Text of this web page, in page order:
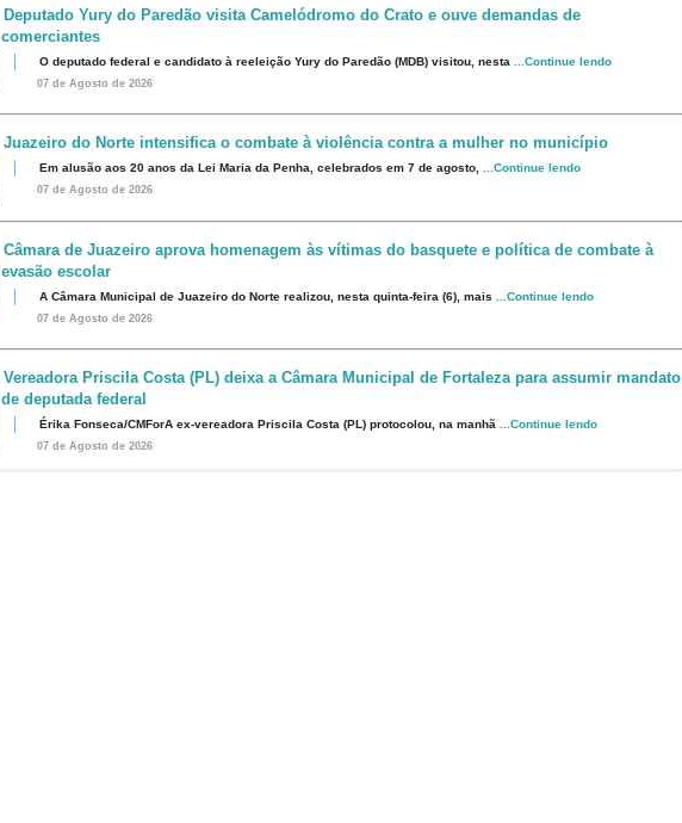
Deputado Yury do Paredão visita Camelódromo do Crato e ouve demandas de
comerciantes
O deputado federal e candidato à reeleição Yury do Paredão (MDB) visitou, nesta ...Continue lendo
07 de Agosto de 2026
Juazeiro do Norte intensifica o combate à violência contra a mulher no município
Em alusão aos 20 anos da Lei Maria da Penha, celebrados em 7 de agosto, ...Continue lendo
07 de Agosto de 2026
Câmara de Juazeiro aprova homenagem às vítimas do basquete e política de combate à
evasão escolar
A Câmara Municipal de Juazeiro do Norte realizou, nesta quinta-feira (6), mais ...Continue lendo
07 de Agosto de 2026
Vereadora Priscila Costa (PL) deixa a Câmara Municipal de Fortaleza para assumir mandato
de deputada federal
Érika Fonseca/CMForA ex-vereadora Priscila Costa (PL) protocolou, na manhã ...Continue lendo
07 de Agosto de 2026